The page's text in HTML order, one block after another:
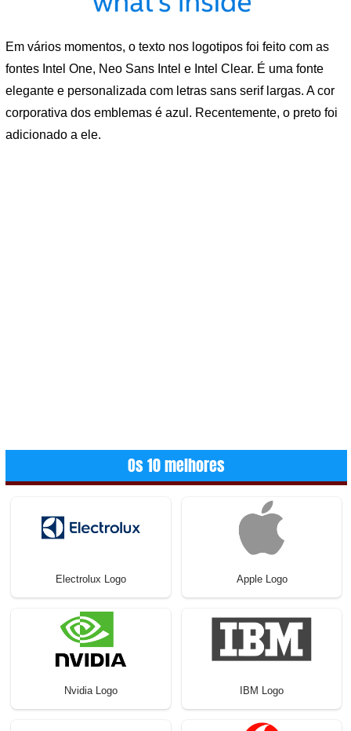
Em vários momentos, o texto nos logotipos foi feito com as
fontes Intel One, Neo Sans Intel e Intel Clear. É uma fonte
elegante e personalizada com letras sans serif largas. A cor
corporativa dos emblemas é azul. Recentemente, o preto foi
adicionado a ele.
Os 10 melhores
Electrolux Logo Apple Logo
Nvidia Logo IBM Logo